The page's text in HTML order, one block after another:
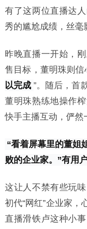
有了这两位直播达
秀的尴尬成绩，丝毫
昨晚直播一开始，
售目标，董明珠则信
以完成 ”。随后，首
董明珠熟练地操作
快手主播互动，俨然
“看着屏幕里的董姐
败的企业家。”有用户
这让人不禁有些玩
初代“网红”企业家，
直播滑铁卢这种小